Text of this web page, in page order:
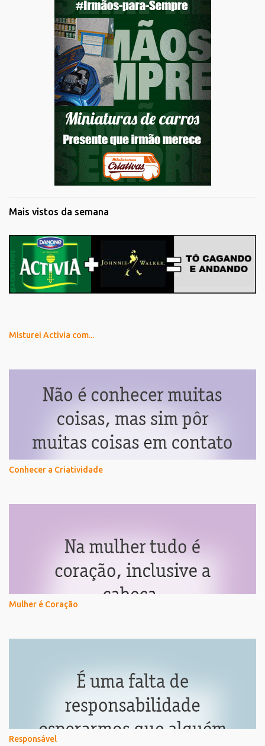
Mais vistos da semana
Misturei Activia com...
Conhecer a Criatividade
Mulher é Coração
Responsável